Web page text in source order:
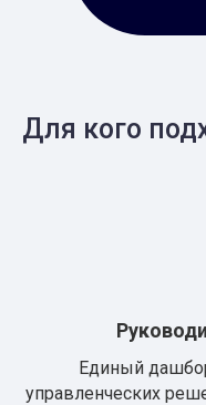
Для кого
Единый
управленческих